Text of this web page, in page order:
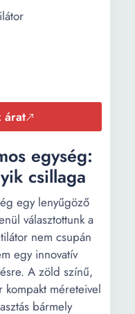
árat
egység:
csillaga
egy lenyűgöző
választottunk a
nem csupán
egy innovatív
A zöld színű,
kompakt méreteivel
bármely